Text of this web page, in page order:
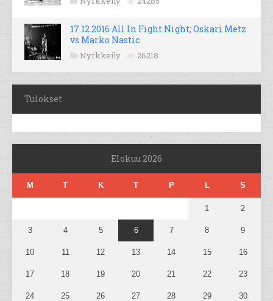
17.12.2016 All In Fight Night; Oskari Metz
vs Marko Nastic
Nyrkkeily 26218
Tulokset
Elokuu 2026
M T K T P L S
1 2
3 4 5 6 7 8 9
10 11 12 13 14 15 16
17 18 19 20 21 22 23
24 25 26 27 28 29 30